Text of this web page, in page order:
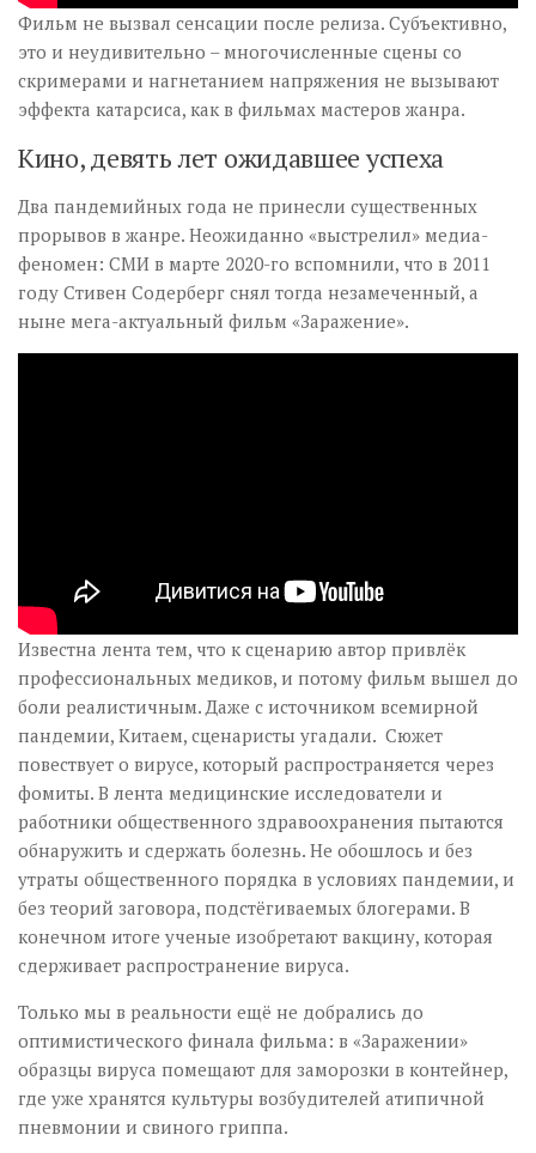
Фильм не вызвал сенсации после релиза. Субъективно,
это и неудивительно – многочисленные сцены со
скримерами и нагнетанием напряжения не вызывают
эффекта катарсиса, как в фильмах мастеров жанра.
Кино, девять лет ожидавшее успеха
Два пандемийных года не принесли существенных
прорывов в жанре. Неожиданно «выстрелил» медиа-
феномен: СМИ в марте 2020-го вспомнили, что в 2011
году Стивен Содерберг снял тогда незамеченный, а
ныне мега-актуальный фильм «Заражение».
Известна лента тем, что к сценарию автор привлёк
профессиональных медиков, и потому фильм вышел до
боли реалистичным. Даже с источником всемирной
пандемии, Китаем, сценаристы угадали. Сюжет
повествует о вирусе, который распространяется через
фомиты. В лента медицинские исследователи и
работники общественного здравоохранения пытаются
обнаружить и сдержать болезнь. Не обошлось и без
утраты общественного порядка в условиях пандемии, и
без теорий заговора, подстёгиваемых блогерами. В
конечном итоге ученые изобретают вакцину, которая
сдерживает распространение вируса.
Только мы в реальности ещё не добрались до
оптимистического финала фильма: в «Заражении»
образцы вируса помещают для заморозки в контейнер,
где уже хранятся культуры возбудителей атипичной
пневмонии и свиного гриппа.